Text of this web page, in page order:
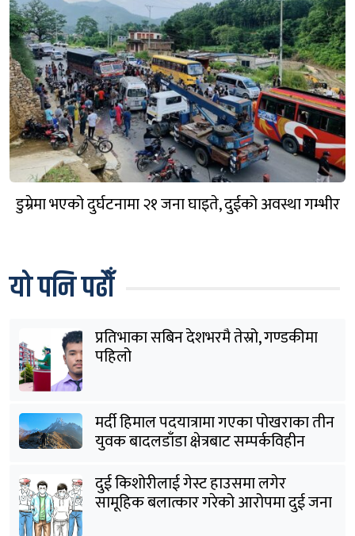
डुम्रेमा भएको दुर्घटनामा २१ जना घाइते, दुईको अवस्था गम्भीर
यो पनि पढौँ
प्रतिभाका सबिन देशभरमै तेस्रो, गण्डकीमा
पहिलो
मर्दी हिमाल पदयात्रामा गएका पोखराका तीन
युवक बादलडाँडा क्षेत्रबाट सम्पर्कविहीन
दुई किशोरीलाई गेस्ट हाउसमा लगेर
सामूहिक बलात्कार गरेको आरोपमा दुई जना
पक्राउ